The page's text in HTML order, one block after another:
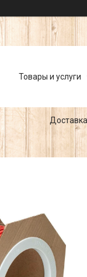
Товары и услуги